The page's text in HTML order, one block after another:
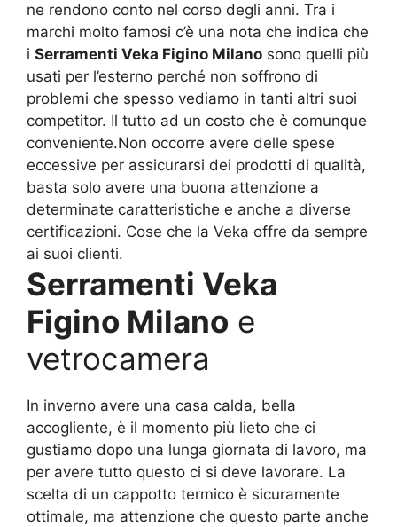
ne rendono conto nel corso degli anni. Tra i
marchi molto famosi c’è una nota che indica che
i Serramenti Veka Figino Milano sono quelli più
usati per l’esterno perché non soffrono di
problemi che spesso vediamo in tanti altri suoi
competitor. Il tutto ad un costo che è comunque
conveniente.Non occorre avere delle spese
eccessive per assicurarsi dei prodotti di qualità,
basta solo avere una buona attenzione a
determinate caratteristiche e anche a diverse
certificazioni. Cose che la Veka offre da sempre
ai suoi clienti.
Serramenti Veka
Figino Milano e
vetrocamera
In inverno avere una casa calda, bella
accogliente, è il momento più lieto che ci
gustiamo dopo una lunga giornata di lavoro, ma
per avere tutto questo ci si deve lavorare. La
scelta di un cappotto termico è sicuramente
ottimale, ma attenzione che questo parte anche